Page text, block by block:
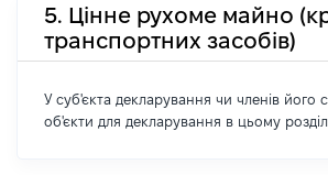
5. Цінне рухоме майно
транспортних засобів)
У суб'єкта декларування чи членів його
об'єкти для декларування в цьому